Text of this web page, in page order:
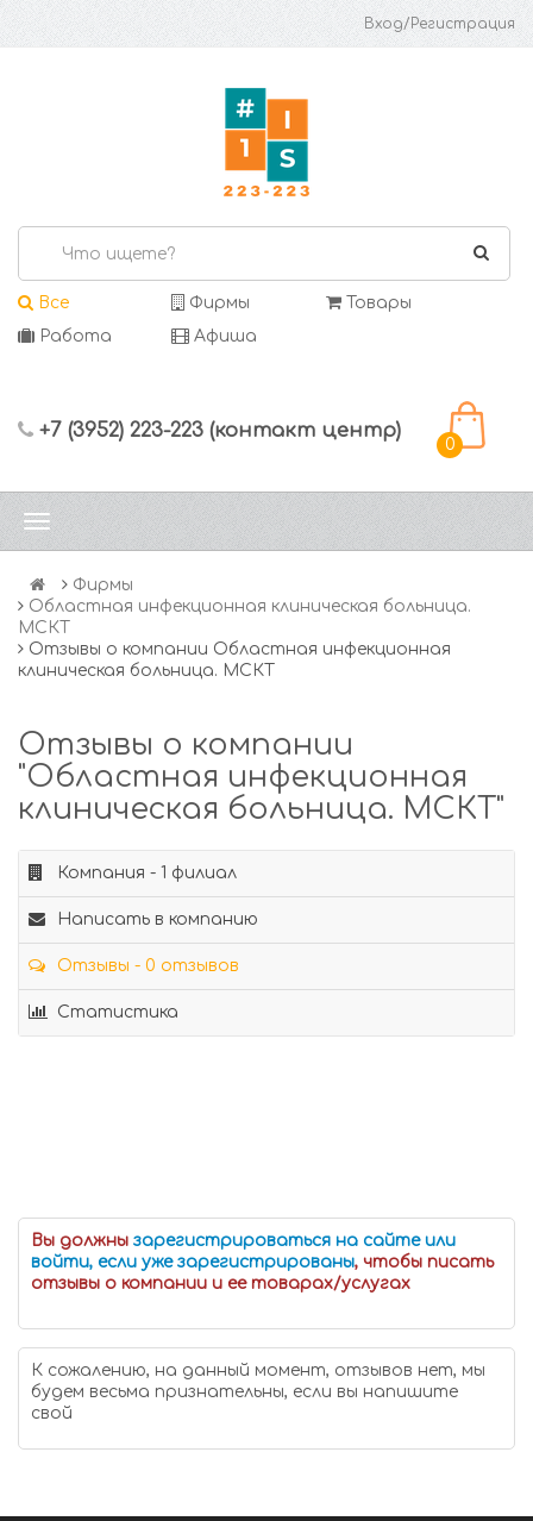
Вход/Регистрация
Все Фирмы
Товары
Работа
Афиша
+7 (3952) 223-223 (контакт центр)
0
Фирмы
Областная инфекционная клиническая больница.
МСКТ
Отзывы о компании Областная инфекционная
клиническая больница. МСКТ
Отзывы о компании
"Областная инфекционная
клиническая больница. МСКТ"
Компания - 1 филиал
Написать в компанию
Отзывы - 0 отзывов
Статистика
Вы должны зарегистрироваться на сайте или
войти, если уже зарегистрированы, чтобы писать
отзывы о компании и ее товарах/услугах
К сожалению, на данный момент, отзывов нет, мы
будем весьма признательны, если вы напишите
свой